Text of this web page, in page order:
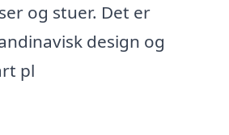
og stuer. Det er
design og
pl